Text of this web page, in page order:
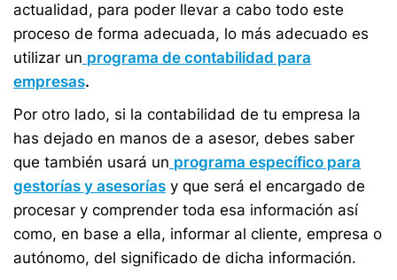
actualidad, para poder llevar a cabo todo este
proceso de forma adecuada, lo más adecuado es
utilizar un programa de contabilidad para
empresas.
Por otro lado, si la contabilidad de tu empresa la
has dejado en manos de a asesor, debes saber
que también usará un programa específico para
gestorías y asesorías y que será el encargado de
procesar y comprender toda esa información así
como, en base a ella, informar al cliente, empresa o
autónomo, del significado de dicha información.